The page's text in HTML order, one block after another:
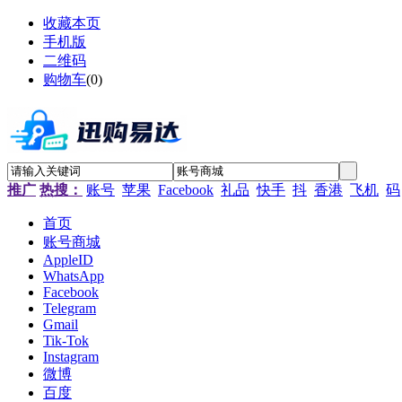
收藏本页
手机版
二维码
购物车(0)
推广 热搜： 账号 苹果 Facebook 礼品 快手 抖 香港 飞机 码
首页
账号商城
AppleID
WhatsApp
Facebook
Telegram
Gmail
Tik-Tok
Instagram
微博
百度